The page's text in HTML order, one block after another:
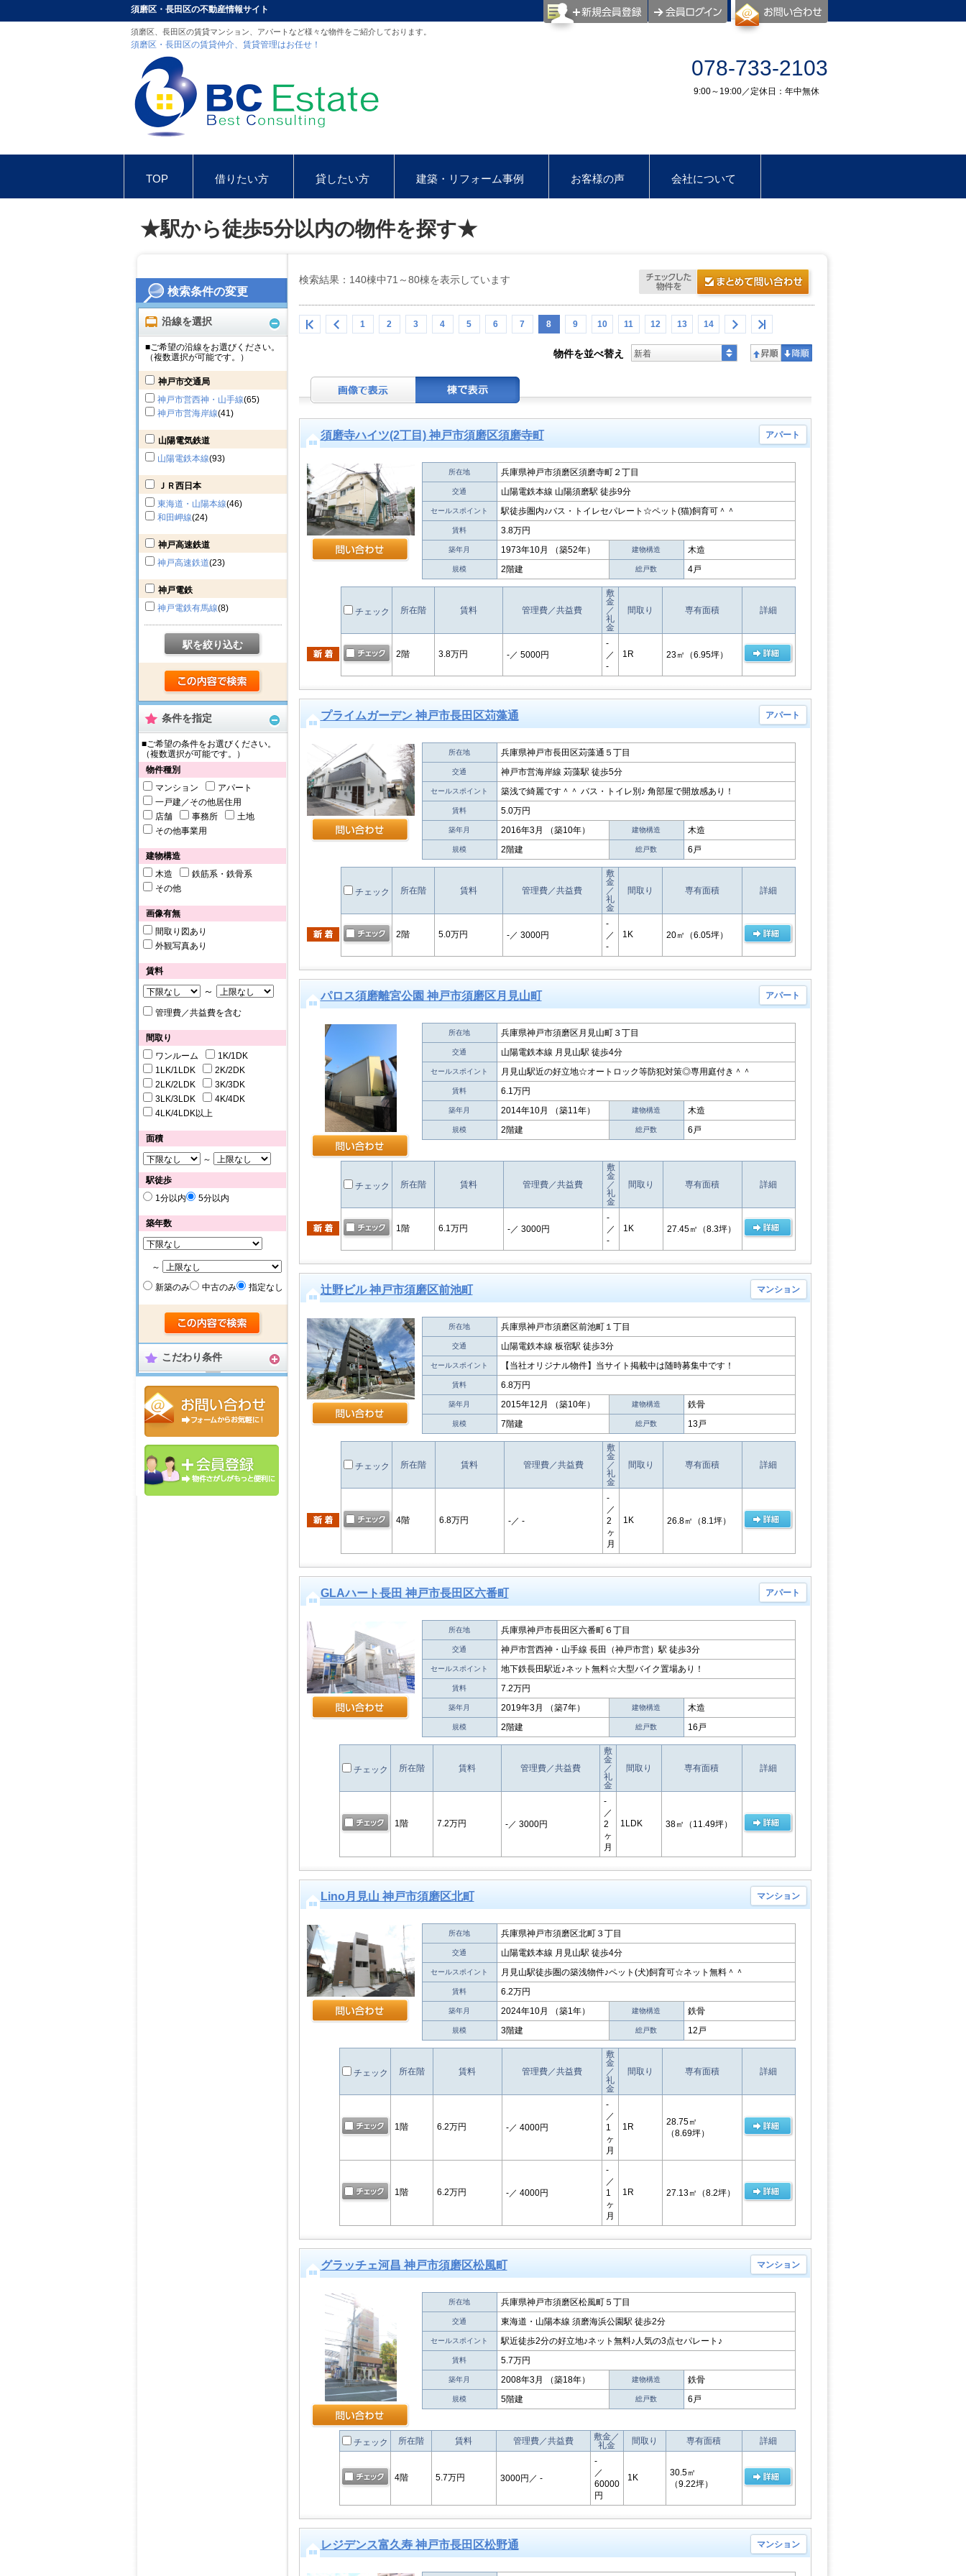
検索条件の変更
沿線を選択
■ご希望の沿線をお選びください。
（複数選択が可能です。）
神戸市交通局
神戸市営西神・山手線(65)
神戸市営海岸線(41)
山陽電気鉄道
山陽電鉄本線(93)
ＪＲ西日本
東海道・山陽本線(46)
和田岬線(24)
神戸高速鉄道
神戸高速鉄道(23)
神戸電鉄
神戸電鉄有馬線(8)
駅を絞り込む
条件を指定
■ご希望の条件をお選びください。
（複数選択が可能です。）
物件種別
マンション
アパート
一戸建／その他居住用
店舗
事務所
土地
その他事業用
建物構造
木造
鉄筋系・鉄骨系
その他
画像有無
間取り図あり
外観写真あり
賃料
～
管理費／共益費を含む
間取り
ワンルーム
1K/1DK
1LK/1LDK
2K/2DK
2LK/2LDK
3K/3DK
3LK/3LDK
4K/4DK
4LK/4LDK以上
面積
～
駅徒歩
1分以内
5分以内
築年数
～
新築のみ
中古のみ 指定なし
こだわり条件
須磨区・長田区の不動産情報サイト
須磨区、長田区の賃貸マンション、アパートなど様々な物件をご紹介しております。
須磨区・長田区の賃貸仲介、賃貸管理はお任せ！
078-733-2103
9:00～19:00／定休日：年中無休
TOP 借りたい方 貸したい方 建築・リフォーム事例 お客様の声 会社について
お問合せ インスタグラム
★駅から徒歩5分以内の物件を探す★
検索結果：140棟中71～80棟を表示しています
1 2 3 4 5 6 7 8 9 10 11 12 13 14
物件を並べ替え 新着
須磨寺ハイツ(2丁目) 神戸市須磨区須磨寺町 アパート
所在地 兵庫県神戸市須磨区須磨寺町２丁目
交通 山陽電鉄本線 山陽須磨駅 徒歩9分
セールスポイント 駅徒歩圏内♪バス・トイレセパレート☆ペット(猫)飼育可＾＾
賃料 3.8万円
築年月 1973年10月 （築52年） 建物構造 木造
規模 2階建 総戸数 4戸
チェック 所在階 賃料 管理費／共益費
敷
金
／
礼
金
間取り 専有面積 詳細
2階 3.8万円 -／ 5000円
-
／
-
1R 23㎡ （6.95坪）
プライムガーデン 神戸市長田区苅藻通 アパート
所在地 兵庫県神戸市長田区苅藻通５丁目
交通 神戸市営海岸線 苅藻駅 徒歩5分
セールスポイント 築浅で綺麗です＾＾ バス・トイレ別♪ 角部屋で開放感あり！
賃料 5.0万円
築年月 2016年3月 （築10年） 建物構造 木造
規模 2階建 総戸数 6戸
チェック 所在階 賃料 管理費／共益費
敷
金
／
礼
金
間取り 専有面積 詳細
2階 5.0万円 -／ 3000円
-
／
-
1K 20㎡ （6.05坪）
パロス須磨離宮公園 神戸市須磨区月見山町 アパート
所在地 兵庫県神戸市須磨区月見山町３丁目
交通 山陽電鉄本線 月見山駅 徒歩4分
セールスポイント 月見山駅近の好立地☆オートロック等防犯対策◎専用庭付き＾＾
賃料 6.1万円
築年月 2014年10月 （築11年） 建物構造 木造
規模 2階建 総戸数 6戸
チェック 所在階 賃料 管理費／共益費
敷
金
／
礼
金
間取り 専有面積 詳細
1階 6.1万円 -／ 3000円
-
／
-
1K 27.45㎡ （8.3坪）
辻野ビル 神戸市須磨区前池町 マンション
所在地 兵庫県神戸市須磨区前池町１丁目
交通 山陽電鉄本線 板宿駅 徒歩3分
セールスポイント 【当社オリジナル物件】当サイト掲載中は随時募集中です！
賃料 6.8万円
築年月 2015年12月 （築10年） 建物構造 鉄骨
規模 7階建 総戸数 13戸
チェック 所在階 賃料 管理費／共益費
敷
金
／
礼
金
間取り 専有面積 詳細
4階 6.8万円 -／ -
-
／
2
ヶ
月
1K 26.8㎡ （8.1坪）
GLAハート長田 神戸市長田区六番町 アパート
所在地 兵庫県神戸市長田区六番町６丁目
交通 神戸市営西神・山手線 長田（神戸市営）駅 徒歩3分
セールスポイント 地下鉄長田駅近♪ネット無料☆大型バイク置場あり！
賃料 7.2万円
築年月 2019年3月 （築7年） 建物構造 木造
規模 2階建 総戸数 16戸
チェック 所在階 賃料 管理費／共益費
敷
金
／
礼
金
間取り 専有面積 詳細
1階 7.2万円 -／ 3000円
-
／
2
ヶ
月
1LDK 38㎡ （11.49坪）
Lino月見山 神戸市須磨区北町 マンション
所在地 兵庫県神戸市須磨区北町３丁目
交通 山陽電鉄本線 月見山駅 徒歩4分
セールスポイント 月見山駅徒歩圏の築浅物件♪ペット(犬)飼育可☆ネット無料＾＾
賃料 6.2万円
築年月 2024年10月 （築1年） 建物構造 鉄骨
規模 3階建 総戸数 12戸
チェック 所在階 賃料 管理費／共益費
敷
金
／
礼
金
間取り 専有面積 詳細
1階 6.2万円 -／ 4000円
-
／
1
ヶ
月
1R
28.75㎡
（8.69坪）
1階 6.2万円 -／ 4000円
-
／
1
ヶ
月
1R 27.13㎡ （8.2坪）
グラッチェ河昌 神戸市須磨区松風町 マンション
所在地 兵庫県神戸市須磨区松風町５丁目
交通 東海道・山陽本線 須磨海浜公園駅 徒歩2分
セールスポイント 駅近徒歩2分の好立地♪ネット無料♪人気の3点セパレート♪
賃料 5.7万円
築年月 2008年3月 （築18年） 建物構造 鉄骨
規模 5階建 総戸数 6戸
チェック 所在階 賃料 管理費／共益費
敷金／
礼金
間取り 専有面積 詳細
4階 5.7万円 3000円 ／ -
-
／
60000
円
1K
30.5㎡
（9.22坪）
レジデンス富久寿 神戸市長田区松野通 マンション